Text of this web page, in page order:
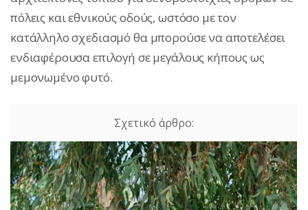
πόλεις και εθνικούς οδούς, ωστόσο με τον
κατάλληλο σχεδιασμό θα μπορούσε να αποτελέσει
ενδιαφέρουσα επιλογή σε μεγάλους κήπους ως
μεμονωμένο φυτό.